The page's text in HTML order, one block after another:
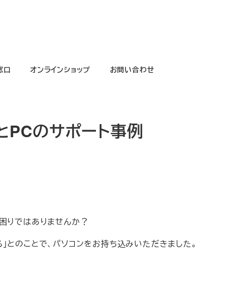
口 オンラインショップ お問い合わせ
PCのサポート事例
りではありませんか？
のことで、パソコンをお持ち込みいただきました。